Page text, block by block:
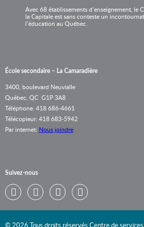
Avec 68 établissements d’enseignement, le
la Capitale est sans conteste un
l’éducation au Québec.
École secondaire – La Camaradière
3400, boulevard Neuvialle
Québec, QC G1P 3A8
Téléphone: 418 686-4661
Télécopieur: 418 683-5942
Par internet: Nous joindre
Suivez-nous
Twitter FacebookYoutubeFlickr